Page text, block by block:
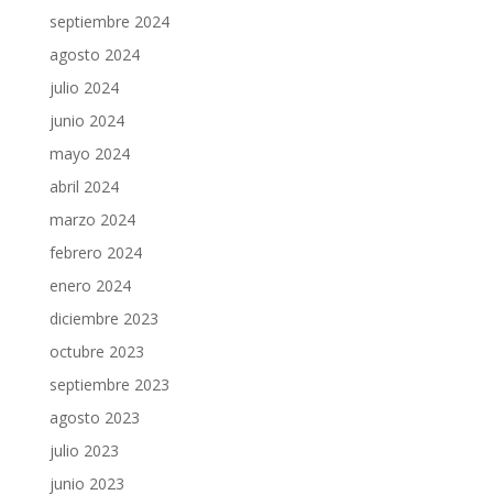
septiembre 2024
agosto 2024
julio 2024
junio 2024
mayo 2024
abril 2024
marzo 2024
febrero 2024
enero 2024
diciembre 2023
octubre 2023
septiembre 2023
agosto 2023
julio 2023
junio 2023